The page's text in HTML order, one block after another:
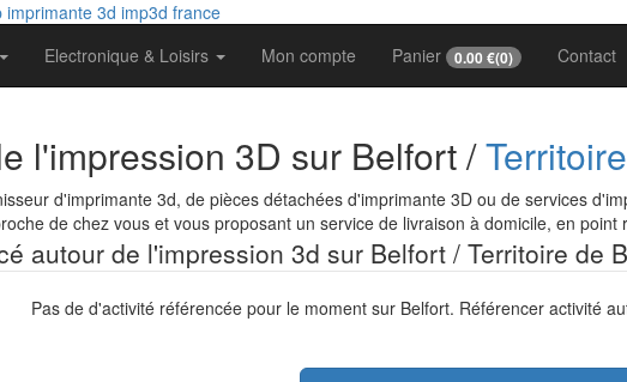
Electronique & Loisirs Mon compte Panier 0.00 €(0) Contact
l'impression 3D sur Belfort /
d'imprimante 3d, de pièces détachées d'imprimante 3D ou de services
de chez vous et vous proposant un service de livraison à domicile, en point
autour de l'impression 3d sur Belfort / Territoire de
Pas de d'activité référencée pour le moment sur Belfort. Référencer activité